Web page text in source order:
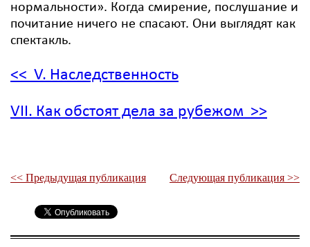
нормальности». Когда смирение, послушание и
почитание ничего не спасают. Они выглядят как
спектакль.
<< V. Наследственность
VII. Как обстоят дела за рубежом >>
<< Предыдущая публикация Следующая публикация >>